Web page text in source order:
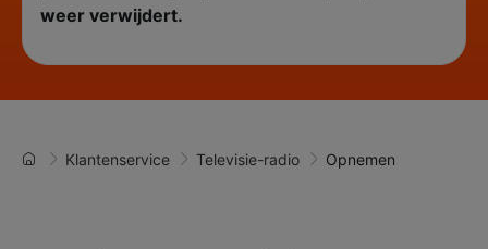
weer verwijdert.
Klantenservice Televisie-radio Opnemen